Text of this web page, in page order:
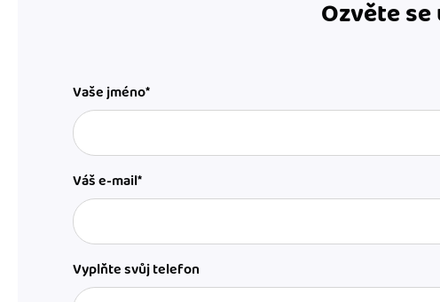
Ozvěte
Vaše jméno*
Váš e-mail*
Vyplňte svůj telefon